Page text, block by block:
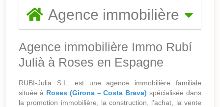
Agence immobilière
Agence immobilière Immo Rubí
Julià à Roses en Espagne
RUBI-Julia S.L. est une agence immobilière familiale
située à Roses (Girona – Costa Brava) spécialisée dans
la promotion immobilière, la construction, l’achat, la vente